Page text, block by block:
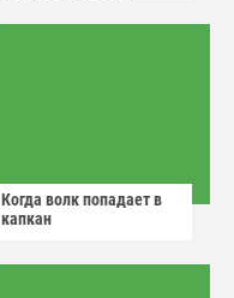
Когда волк попадает в
капкан